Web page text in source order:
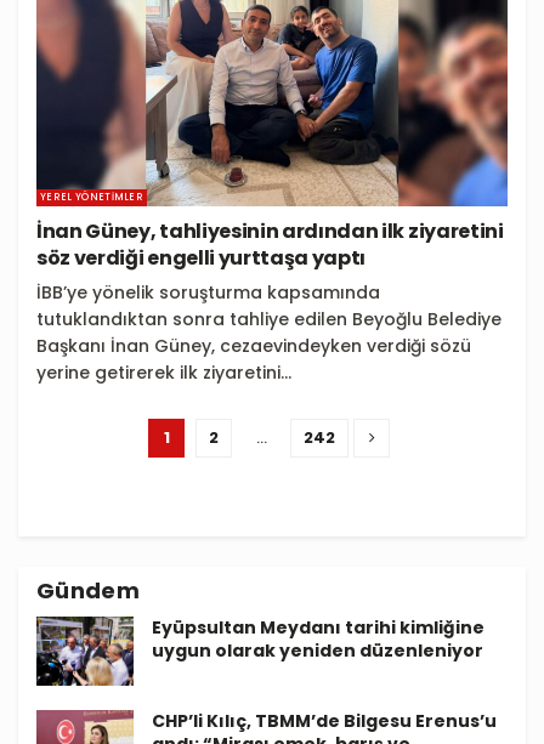
YEREL YÖNETIMLER
İnan Güney, tahliyesinin ardından ilk ziyaretini
söz verdiği engelli yurttaşa yaptı
İBB’ye yönelik soruşturma kapsamında
tutuklandıktan sonra tahliye edilen Beyoğlu Belediye
Başkanı İnan Güney, cezaevindeyken verdiği sözü
yerine getirerek ilk ziyaretini...
1 2 … 242
Gündem
Eyüpsultan Meydanı tarihi kimliğine
uygun olarak yeniden düzenleniyor
CHP’li Kılıç, TBMM’de Bilgesu Erenus’u